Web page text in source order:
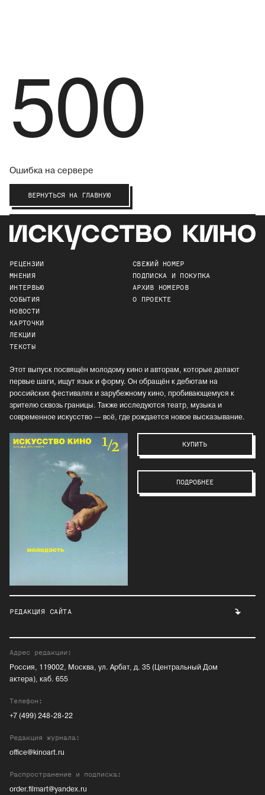
500
Ошибка на сервере
ВЕРНУТЬСЯ НА ГЛАВНУЮ
РЕЦЕНЗИИ
МНЕНИЯ
ИНТЕРВЬЮ
СОБЫТИЯ
НОВОСТИ
КАРТОЧКИ
ЛЕКЦИИ
ТЕКСТЫ
СВЕЖИЙ НОМЕР
ПОДПИСКА И ПОКУПКА
АРХИВ НОМЕРОВ
О ПРОЕКТЕ
Этот выпуск посвящён молодому кино и авторам, которые делают
первые шаги, ищут язык и форму. Он обращён к дебютам на
российских фестивалях и зарубежному кино, пробивающемуся к
зрителю сквозь границы. Также исследуются театр, музыка и
современное искусство — всё, где рождается новое высказывание.
КУПИТЬ
ПОДРОБНЕЕ
РЕДАКЦИЯ САЙТА
Адрес редакции:
Россия, 119002, Москва, ул. Арбат, д. 35 (Центральный Дом
актера), каб. 655
Телефон:
+7 (499) 248-28-22
Редакция журнала:
office@kinoart.ru
Распространение и подписка:
order.filmart@yandex.ru